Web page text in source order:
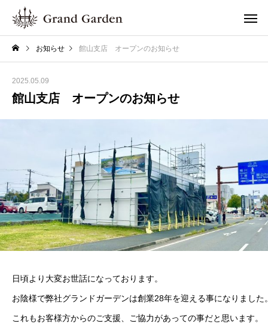
お知らせ 館山支店 オープンのお知らせ
館山支店 オープンのお知らせ
2025.05.09
日頃より大変お世話になっております。
お陰様で弊社グランドガーデンは創業28年を迎える事になりました
これもお客様方からのご支援、ご協力があっての事だと思います。